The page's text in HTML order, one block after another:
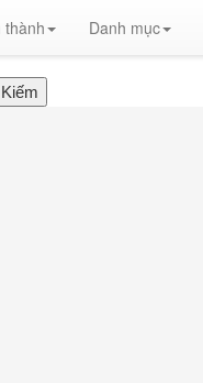
thành Danh mục